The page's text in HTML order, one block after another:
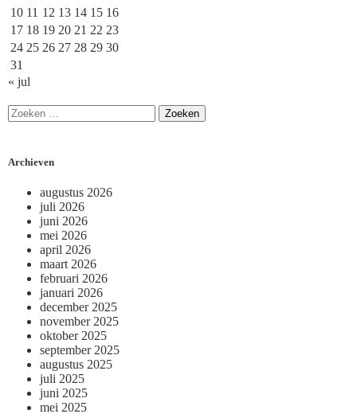
10 11 12 13 14 15 16
17 18 19 20 21 22 23
24 25 26 27 28 29 30
31
« jul
Archieven
augustus 2026
juli 2026
juni 2026
mei 2026
april 2026
maart 2026
februari 2026
januari 2026
december 2025
november 2025
oktober 2025
september 2025
augustus 2025
juli 2025
juni 2025
mei 2025